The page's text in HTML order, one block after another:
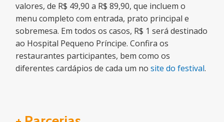
valores, de R$ 49,90 a R$ 89,90, que incluem o
menu completo com entrada, prato principal e
sobremesa. Em todos os casos, R$ 1 será destinado
ao Hospital Pequeno Príncipe. Confira os
restaurantes participantes, bem como os
diferentes cardápios de cada um nosite do festival.